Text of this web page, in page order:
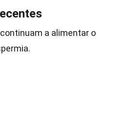
a alimentar o